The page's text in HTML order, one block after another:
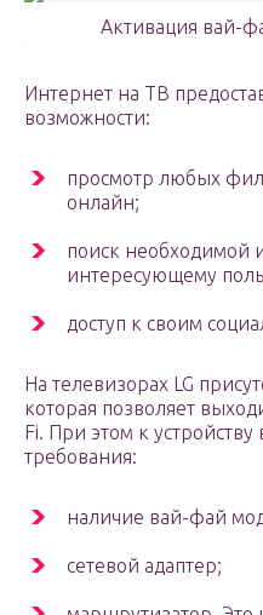
Активация вай-
Интернет на ТВ
возможности:
просмотр любых
онлайн;
поиск
интересующему
доступ к своим
На телевизорах LG
которая позволяет
Fi. При этом к
требования:
наличие вай-фай
сетевой адаптер;